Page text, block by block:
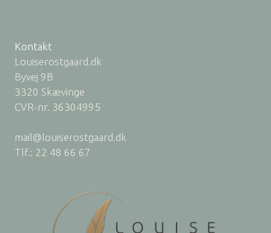
Kontakt
Louiserostgaard.dk
Byvej 9B
3320 Skævinge
CVR-nr. 36304995
mail@louiserostgaard.dk
Tlf.: 22 48 66 67